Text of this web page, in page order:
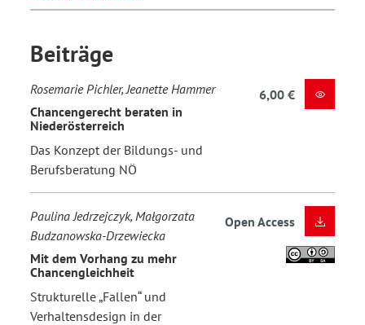
Beiträge
Rosemarie Pichler, Jeanette Hammer
Chancengerecht beraten in
Niederösterreich
Das Konzept der Bildungs- und
Berufsberatung NÖ
6,00 €
Paulina Jedrzejczyk, Małgorzata
Budzanowska-Drzewiecka
Mit dem Vorhang zu mehr
Chancengleichheit
Strukturelle „Fallen“ und
Verhaltensdesign in der
Open Access